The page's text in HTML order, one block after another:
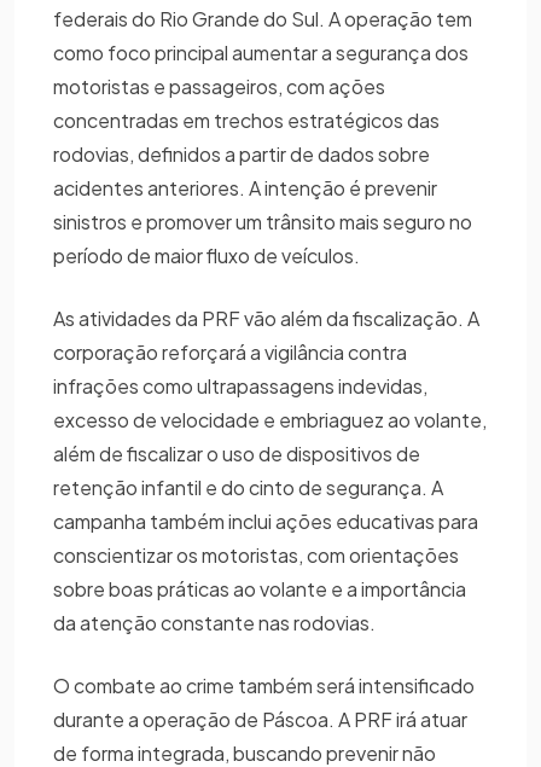
federais do Rio Grande do Sul. A operação tem
como foco principal aumentar a segurança dos
motoristas e passageiros, com ações
concentradas em trechos estratégicos das
rodovias, definidos a partir de dados sobre
acidentes anteriores. A intenção é prevenir
sinistros e promover um trânsito mais seguro no
período de maior fluxo de veículos.
As atividades da PRF vão além da fiscalização. A
corporação reforçará a vigilância contra
infrações como ultrapassagens indevidas,
excesso de velocidade e embriaguez ao volante,
além de fiscalizar o uso de dispositivos de
retenção infantil e do cinto de segurança. A
campanha também inclui ações educativas para
conscientizar os motoristas, com orientações
sobre boas práticas ao volante e a importância
da atenção constante nas rodovias.
O combate ao crime também será intensificado
durante a operação de Páscoa. A PRF irá atuar
de forma integrada, buscando prevenir não